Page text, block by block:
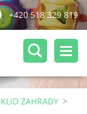
+420 518 329 819
ZAHRADY >